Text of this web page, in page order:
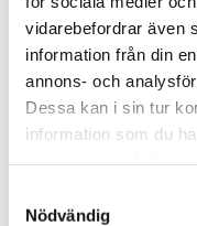
vidarebefordrar även
information från din
annons- och
Dessa kan i sin tur
information som du
Nödvändig
Lagerstatus
Artikelnr